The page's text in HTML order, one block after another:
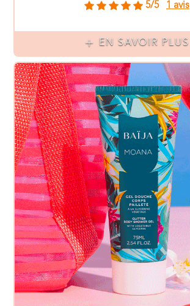
5/5 1 avis
EN SAVOIR PLUS